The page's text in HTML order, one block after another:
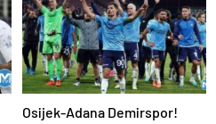
Osijek-Adana Demirspor!